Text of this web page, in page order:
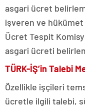
asgari ücret
işveren ve
Ücret Tespit
asgari ücreti
TÜRK-İŞ’in Talebi
Özellikle işçileri
ücretle ilgili talebi,